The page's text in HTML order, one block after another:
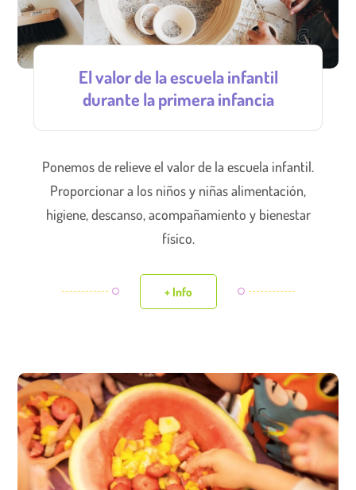
El valor de la escuela infantil
durante la primera infancia
Ponemos de relieve el valor de la escuela infantil.
Proporcionar a los niños y niñas alimentación,
higiene, descanso, acompañamiento y bienestar
físico.
+ Info